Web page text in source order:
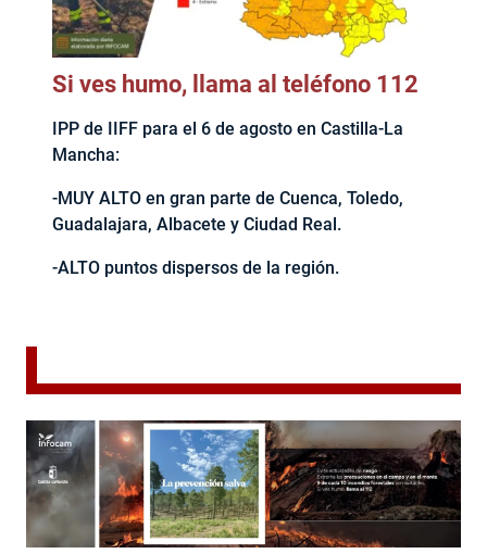
Si ves humo, llama al teléfono 112
IPP de IIFF para el 6 de agosto en Castilla-La
Mancha:
-MUY ALTO en gran parte de Cuenca, Toledo,
Guadalajara, Albacete y Ciudad Real.
-ALTO puntos dispersos de la región.